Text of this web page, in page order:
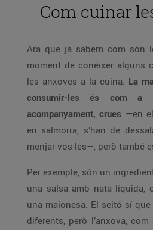
Com cuinar
Ara que ja sabem com són
moment de conèixer alguns
les anxoves a la cuina. La
consumir-les és com
acompanyament, crues —en
en salmorra, s’han de
menjar-vos-les—, però també
Per exemple, són un
una salsa amb nata líquida,
una maionesa. El seitó sí
diferents, però l’anxova,